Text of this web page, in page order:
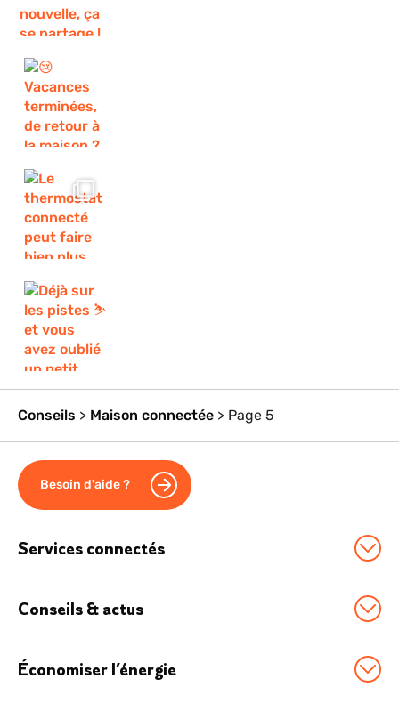
Conseils > Maison connectée > Page 5
Besoin d'aide ?
Services connectés
Option Effacement
Conseils & actus
Économies d'énergie
Économiser l’énergie